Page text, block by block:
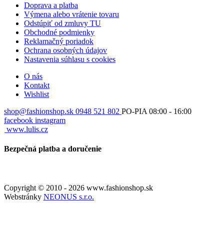
Doprava a platba
Výmena alebo vrátenie tovaru
Odstúpiť od zmluvy TU
Obchodné podmienky
Reklamačný poriadok
Ochrana osobných údajov
Nastavenia súhlasu s cookies
O nás
Kontakt
Wishlist
shop@fashionshop.sk 0948 521 802 PO-PIA 08:00 - 16:00
facebook instagram
www.lulis.cz
Bezpečná platba a doručenie
Copyright © 2010 - 2026 www.fashionshop.sk
Webstránky NEONUS s.r.o.